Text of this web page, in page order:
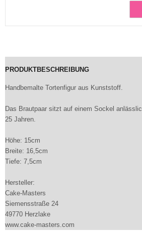
PRODUKTBESCHREIBUNG
Handbemalte Tortenfigur aus Kunststoff.
Das Brautpaar sitzt auf einem Sockel
25 Jahren.
Höhe: 15cm
Breite: 16,5cm
Tiefe: 7,5cm
Hersteller:
Cake-Masters
Siemensstraße 24
49770 Herzlake
www.cake-masters.com